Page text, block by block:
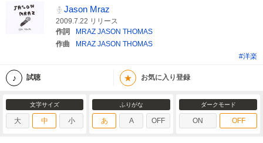
Jason Mraz
2009.7.22 リリース
作詞
MRAZ JASON THOMAS
作曲
MRAZ JASON THOMAS
#洋楽
試聴 ★ お気に入り登録
文字サイズ
大 中 小
ふりがな
あ A OFF
ダークモード
ON OFF